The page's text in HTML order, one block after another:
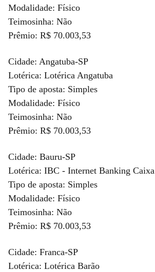
Modalidade: Físico
Teimosinha: Não
Prêmio: R$ 70.003,53
Cidade: Angatuba-SP
Lotérica: Lotérica Angatuba
Tipo de aposta: Simples
Modalidade: Físico
Teimosinha: Não
Prêmio: R$ 70.003,53
Cidade: Bauru-SP
Lotérica: IBC - Internet Banking Caixa
Tipo de aposta: Simples
Modalidade: Físico
Teimosinha: Não
Prêmio: R$ 70.003,53
Cidade: Franca-SP
Lotérica: Lotérica Barão